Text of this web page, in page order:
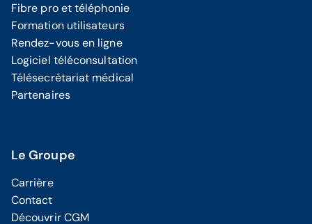
Fibre pro et téléphonie
Formation utilisateurs
Rendez-vous en ligne
Logiciel téléconsultation
Télésecrétariat médical
Partenaires
Le Groupe
Carrière
Contact
Découvrir CGM